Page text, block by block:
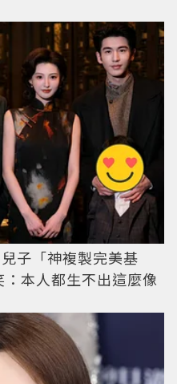
子「神複製完美基
本人都生不出這麼像